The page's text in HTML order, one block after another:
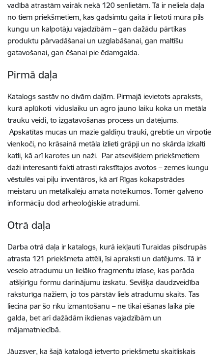
vadībā atrastām vairāk nekā 120 senlietām. Tā ir neliela daļa
no tiem priekšmetiem, kas gadsimtu gaitā ir lietoti mūra pils
kungu un kalpotāju vajadzībām – gan dažādu pārtikas
produktu pārvadāšanai un uzglabāšanai, gan maltīšu
gatavošanai, gan ēšanai pie ēdamgalda.
Pirmā daļa
Katalogs sastāv no divām daļām. Pirmajā ievietots apraksts,
kurā aplūkoti viduslaiku un agro jauno laiku koka un metāla
trauku veidi, to izgatavošanas process un datējums.
Apskatītas mucas un mazie galdiņu trauki, grebtie un virpotie
vienkoči, no krāsainā metāla izlieti grāpji un no skārda izkalti
katli, kā arī karotes un naži. Par atsevišķiem priekšmetiem
daži interesanti fakti atrasti rakstītajos avotos – zemes kungu
vēstulēs vai piļu inventāros, kā arī Rīgas kokapstrādes
meistaru un metālkalēju amata noteikumos. Tomēr galveno
informāciju dod arheoloģiskie atradumi.
Otrā daļa
Darba otrā daļa ir katalogs, kurā iekļauti Turaidas pilsdrupās
atrasta 121 priekšmeta attēli, īsi apraksti un datējums. Tā ir
veselo atradumu un lielāko fragmentu izlase, kas parāda
atšķirīgu formu darinājumu izskatu. Sevišķa daudzveidība
raksturīga nažiem, jo tos pārstāv liels atradumu skaits. Tas
liecina par šo rīku izmantošanu – ne tikai ēšanas laikā pie
galda, bet arī dažādām ikdienas vajadzībām un
mājamatniecībā.
Jāuzsver, ka šajā katalogā ietverto priekšmetu skaitliskais